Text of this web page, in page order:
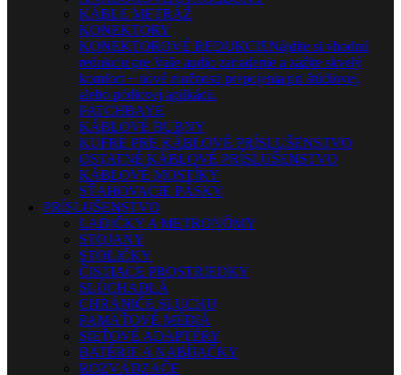
KÁBLE METRÁŽ
KONEKTORY
KONEKTOROVÉ REDUKCIENájdite si vhodnú
redukciu pre Vaše audio zariadenie a zažite skvelý
komfort + nové možnosti prepojenia pri štúdiovej,
alebo pódiovej aplikácii.
PATCHBAYE
KÁBLOVÉ BUBNY
KUFRE PRE KÁBLOVÉ PRÍSLUŠENSTVO
OSTATNÉ KÁBLOVÉ PRÍSLUŠENSTVO
KÁBLOVÉ MOSTÍKY
SŤAHOVACIE PÁSKY
PRÍSLUŠENSTVO
LADIČKY A METRONÓMY
STOJANY
STOLIČKY
ČISTIACE PROSTRIEDKY
SLÚCHADLÁ
CHRÁNIČE SLUCHU
PAMÄŤOVÉ MÉDIÁ
SIEŤOVÉ ADAPTÉRY
BATÉRIE A NABÍJAČKY
ROZVÁDZAČE